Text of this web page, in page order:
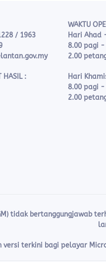
/ 1963
HASIL :
WAKTU
Hari Ahad
8.00 pagi
2.00
Hari
8.00 pagi
2.00
tidak
versi terkini bagi pelayar